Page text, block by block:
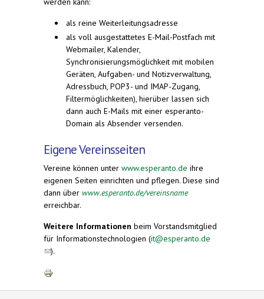
als reine Weiterleitungsadresse
als voll ausgestattetes E-Mail-Postfach mit
Webmailer, Kalender,
Synchronisierungsmöglichkeit mit mobilen
Geräten, Aufgaben- und Notizverwaltung,
Adressbuch, POP3- und IMAP-Zugang,
Filtermöglichkeiten), hierüber lassen sich
dann auch E-Mails mit einer esperanto-
Domain als Absender versenden.
Eigene Vereinsseiten
Vereine können unter www.esperanto.de ihre
eigenen Seiten einrichten und pflegen. Diese sind
dann über www.esperanto.de/vereinsname
erreichbar.
Weitere Informationen beim Vorstandsmitglied
für Informationstechnologien (it@esperanto.de
(link sends e-mail)
).